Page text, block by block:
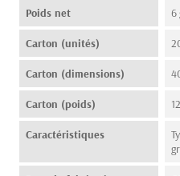
Poids net 6
Carton (unités)
Carton (dimensions)
Carton (poids)
Caractéristiques